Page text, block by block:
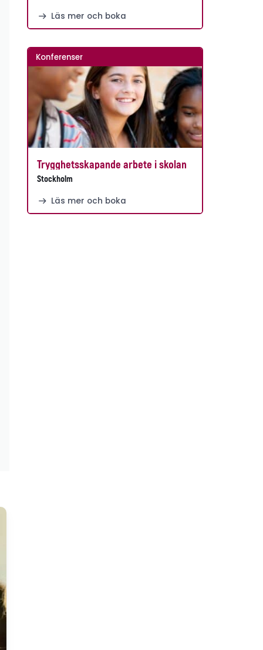
Läs mer och boka
Konferenser
Trygghetsskapande arbete i skolan
Stockholm
Läs mer och boka